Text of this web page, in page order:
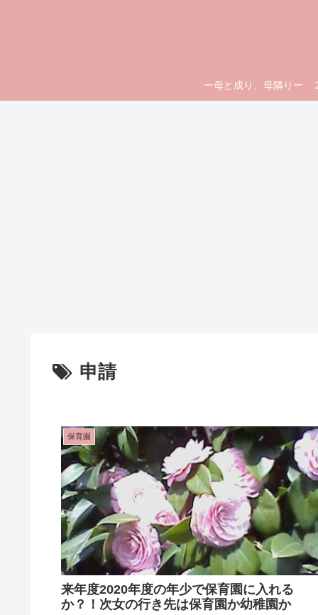
ー母と成り、母隣りー ２
申請
保育園
来年度2020年度の年少で保育園に入れる
か？！次女の行き先は保育園か幼稚園か